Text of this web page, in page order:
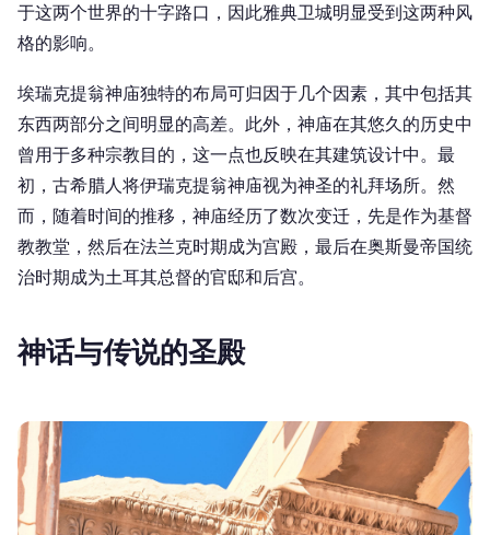
于这两个世界的十字路口，因此雅典卫城明显受到这两种风
格的影响。
埃瑞克提翁神庙独特的布局可归因于几个因素，其中包括其
东西两部分之间明显的高差。此外，神庙在其悠久的历史中
曾用于多种宗教目的，这一点也反映在其建筑设计中。最
初，古希腊人将伊瑞克提翁神庙视为神圣的礼拜场所。然
而，随着时间的推移，神庙经历了数次变迁，先是作为基督
教教堂，然后在法兰克时期成为宫殿，最后在奥斯曼帝国统
治时期成为土耳其总督的官邸和后宫。
神话与传说的圣殿